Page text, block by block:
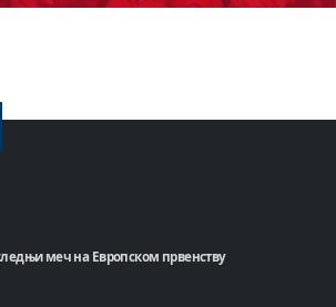
меч на Европском првенству